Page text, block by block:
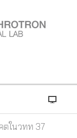
ตในวทท 37